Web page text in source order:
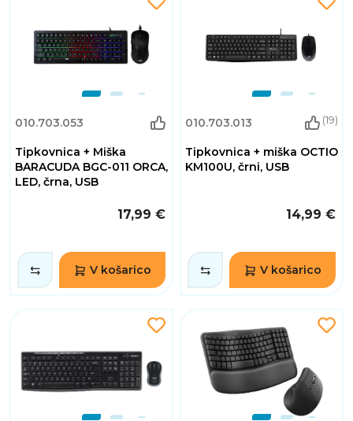
010.703.053
Tipkovnica + Miška
BARACUDA BGC-011 ORCA,
LED, črna, USB
17,99 €
V košarico
010.703.013 (19)
Tipkovnica + miška OCTIO
KM100U, črni, USB
14,99 €
V košarico